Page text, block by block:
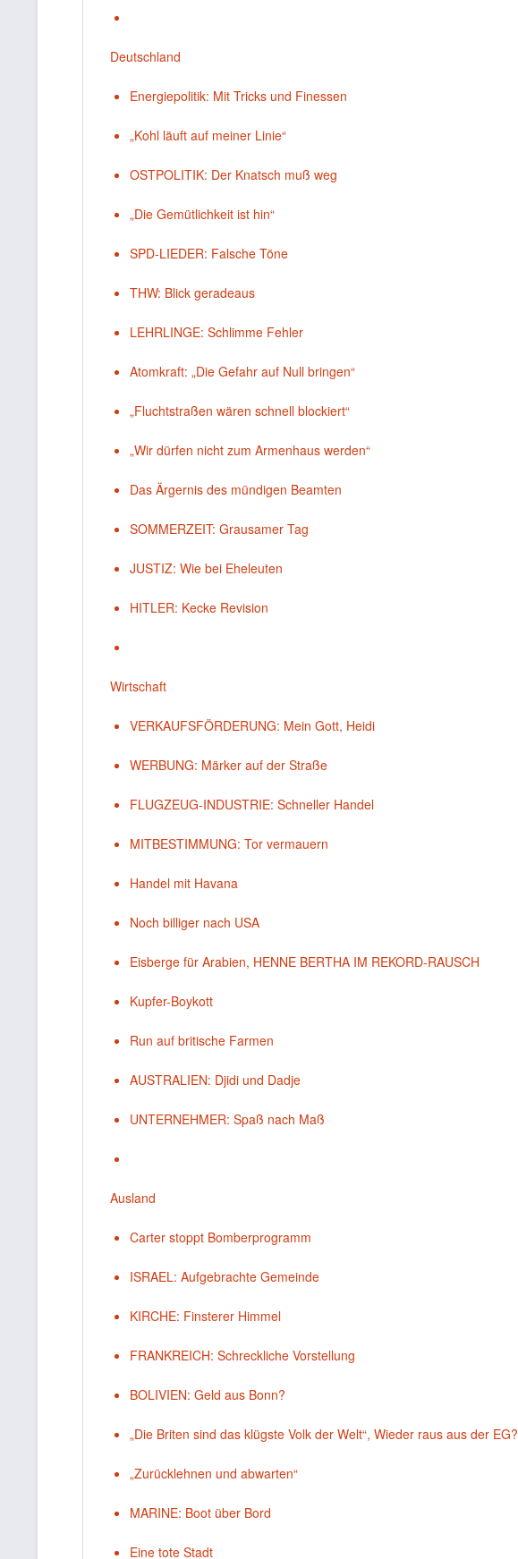
Deutschland
Energiepolitik: Mit Tricks und Finessen
„Kohl läuft auf meiner Linie“
OSTPOLITIK: Der Knatsch muß weg
„Die Gemütlichkeit ist hin“
SPD-LIEDER: Falsche Töne
THW: Blick geradeaus
LEHRLINGE: Schlimme Fehler
Atomkraft: „Die Gefahr auf Null bringen“
„Fluchtstraßen wären schnell blockiert“
„Wir dürfen nicht zum Armenhaus werden“
Das Ärgernis des mündigen Beamten
SOMMERZEIT: Grausamer Tag
JUSTIZ: Wie bei Eheleuten
HITLER: Kecke Revision
Wirtschaft
VERKAUFSFÖRDERUNG: Mein Gott, Heidi
WERBUNG: Märker auf der Straße
FLUGZEUG-INDUSTRIE: Schneller Handel
MITBESTIMMUNG: Tor vermauern
Handel mit Havana
Noch billiger nach USA
Eisberge für Arabien, HENNE BERTHA IM REKORD-RAUSCH
Kupfer-Boykott
Run auf britische Farmen
AUSTRALIEN: Djidi und Dadje
UNTERNEHMER: Spaß nach Maß
Ausland
Carter stoppt Bomberprogramm
ISRAEL: Aufgebrachte Gemeinde
KIRCHE: Finsterer Himmel
FRANKREICH: Schreckliche Vorstellung
BOLIVIEN: Geld aus Bonn?
„Die Briten sind das klügste Volk der Welt“, Wieder raus aus der EG?
„Zurücklehnen und abwarten“
MARINE: Boot über Bord
Eine tote Stadt